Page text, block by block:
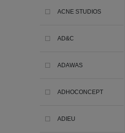
ACNE STUDIOS
AD&C
ADAWAS
ADHOCONCEPT
ADIEU